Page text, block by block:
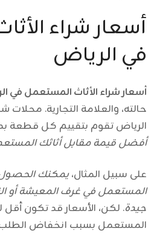
أسعار شراء
في الرياض
أسعار شراء الأثاث المستعمل في
حالته، والعلامة التجارية.
الرياض تقوم بتقييم كل قطعة
أفضل قيمة مقابل أثاثك
على سبيل المثال،يمكنك الحصول
المستعمل في غرف المعيشة أو
جيدة. لكن، الأسعار قد تكون أقل
المستعمل بسبب انخفاض